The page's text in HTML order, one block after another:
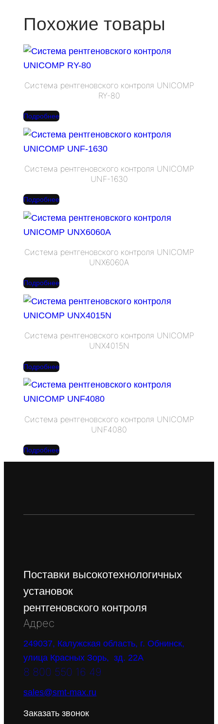
Похожие товары
Система рентгеновского контроля UNICOMP
RY-80
Подробнее
Система рентгеновского контроля UNICOMP
UNF-1630
Подробнее
Система рентгеновского контроля UNICOMP
UNX6060A
Подробнее
Система рентгеновского контроля UNICOMP
UNX4015N
Подробнее
Система рентгеновского контроля UNICOMP
UNF4080
Подробнее
Поставки высокотехнологичных
установок
рентгеновского контроля
Адрес
249037, Калужская область, г. Обнинск,
улица Красных Зорь, зд. 22А
8 800 550 16 49
sales@smt-max.ru
Заказать звонок